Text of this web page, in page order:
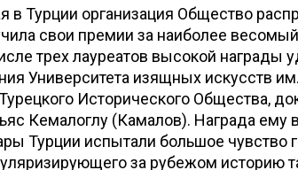
в Турции организация Общество
свои премии за наиболее
трех лауреатов высокой награды
Университета изящных искусств
Исторического Общества,
Кемалоглу (Камалов). Награда ему
Турции испытали большое чувство
за рубежом историю